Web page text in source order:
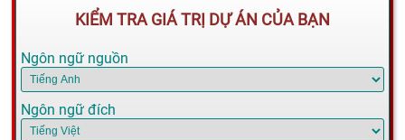
KIỂM TRA GIÁ TRỊ DỰ ÁN CỦA BẠN
Ngôn ngữ nguồn
Ngôn ngữ đích